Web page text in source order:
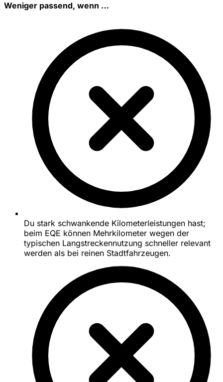
Weniger passend, wenn …
Du stark schwankende Kilometerleistungen hast;
beim EQE können Mehrkilometer wegen der
typischen Langstreckennutzung schneller relevant
werden als bei reinen Stadtfahrzeugen.